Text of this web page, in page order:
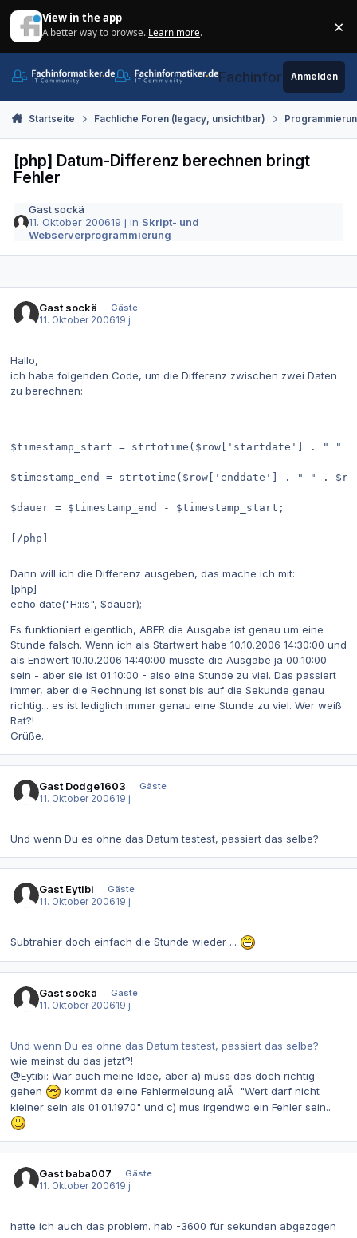
View in the app
A better way to browse. Learn more. ×
Fachinformatiker.de
Anmelden
Startseite Fachliche Foren (legacy, unsichtbar)
[php] Datum-Differenz berechnen bringt
Fehler
Gast sockä
11. Oktober 200619 j in Skript- und
Webserverprogrammierung
Gast sockä
Gäste
11. Oktober 200619 j
Hallo,
ich habe folgenden Code, um die Differenz zwischen zwei Daten
zu berechnen:
$timestamp_start = strtotime($row['startdate'] . " "
$timestamp_end = strtotime($row['enddate'] . " " .
$dauer = $timestamp_end - $timestamp_start;
[/php]
Dann will ich die Differenz ausgeben, das mache ich mit:
[php]
echo date("H:i:s", $dauer);
Es funktioniert eigentlich, ABER die Ausgabe ist genau um eine
Stunde falsch. Wenn ich als Startwert habe 10.10.2006 14:30:00 und
als Endwert 10.10.2006 14:40:00 müsste die Ausgabe ja 00:10:00
sein - aber sie ist 01:10:00 - also eine Stunde zu viel. Das passiert
immer, aber die Rechnung ist sonst bis auf die Sekunde genau
richtig... es ist lediglich immer genau eine Stunde zu viel. Wer weiß
Rat?!
Grüße.
Gast Dodge1603
Gäste
11. Oktober 200619 j
Und wenn Du es ohne das Datum testest, passiert das selbe?
Gast Eytibi
Gäste
11. Oktober 200619 j
Subtrahier doch einfach die Stunde wieder ...
Gast sockä
Gäste
11. Oktober 200619 j
Und wenn Du es ohne das Datum testest, passiert das selbe?
wie meinst du das jetzt?!
@Eytibi: War auch meine Idee, aber a) muss das doch richtig
gehen
kommt da eine Fehlermeldung alÃ "Wert darf nicht
kleiner sein als 01.01.1970" und c) mus irgendwo ein Fehler sein..
Gast baba007
Gäste
11. Oktober 200619 j
hatte ich auch das problem. hab -3600 für sekunden abgezogen